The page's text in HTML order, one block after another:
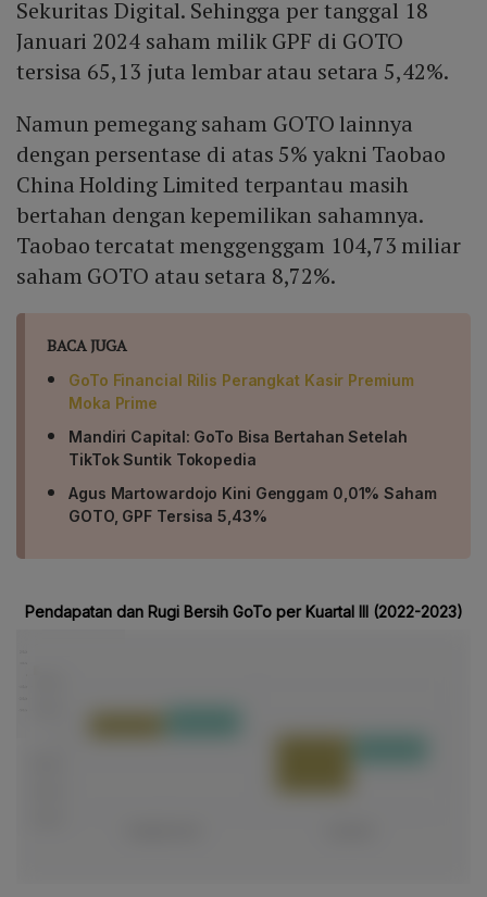
Sekuritas Digital. Sehingga per tanggal 18
Januari 2024 saham milik GPF di GOTO
tersisa 65,13 juta lembar atau setara 5,42%.
Namun pemegang saham GOTO lainnya
dengan persentase di atas 5% yakni Taobao
China Holding Limited terpantau masih
bertahan dengan kepemilikan sahamnya.
Taobao tercatat menggenggam 104,73 miliar
saham GOTO atau setara 8,72%.
BACA JUGA
GoTo Financial Rilis Perangkat Kasir Premium
Moka Prime
Mandiri Capital: GoTo Bisa Bertahan Setelah
TikTok Suntik Tokopedia
Agus Martowardojo Kini Genggam 0,01% Saham
GOTO, GPF Tersisa 5,43%